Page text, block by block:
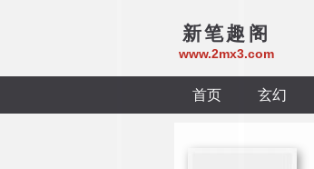
新笔趣阁
www.2mx3.com
首页 玄幻